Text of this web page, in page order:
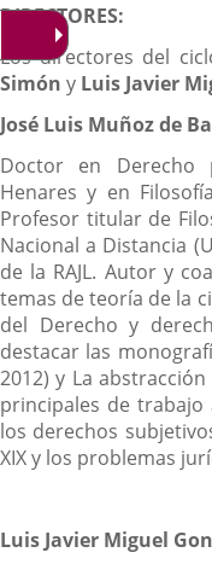
DIRECTORES:
Los directores del
Simón y Luis Javier
José Luis Muñoz de
Doctor en Derecho
Henares y en
Profesor titular de
Nacional a Distancia
de la RAJL. Autor y
temas de teoría de la
del Derecho y
destacar las
2012) y La
principales de
los derechos
XIX y los problemas
Luis Javier Miguel